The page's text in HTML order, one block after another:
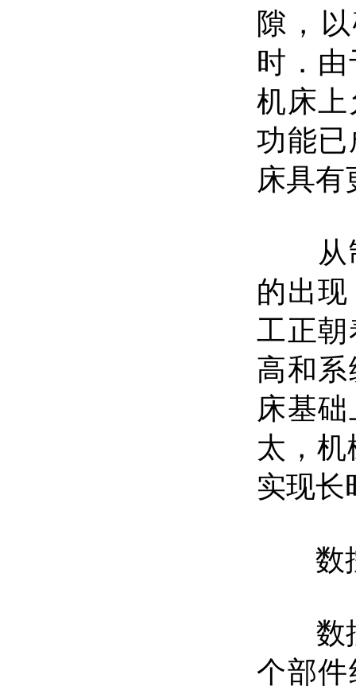
隙，
时．
机床
功能
床具有
从制
的出
工正
高和
床基
太，机
实现长
数控
数控
个部